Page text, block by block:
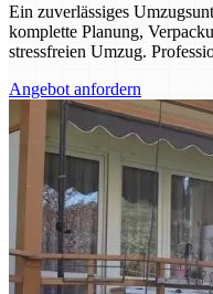
Ein zuverlässiges
komplette Planung,
stressfreien Umzug.
Angebot anfordern